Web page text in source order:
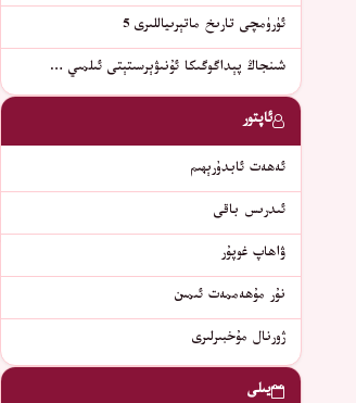
ئۈرۈمچى تارىخ ماتېرىياللىرى 5
شىنجاڭ پېداگوگىكا ئۇنىۋېرسىتېتى ئىلمىي …
ئاپتور
ئەھەت ئابدۇرېھىم
ئىدرىس باقى
ۋاھاپ غوپۇر
نۇر مۇھەممەت ئىمىن
ژورنال مۇخبىرلىرى
يىلى